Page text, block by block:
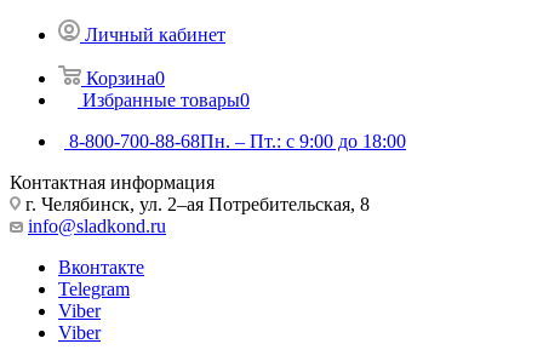
Личный кабинет
Корзина0
Избранные товары0
8-800-700-88-68Пн. – Пт.: с 9:00 до 18:00
Контактная информация
г. Челябинск, ул. 2–ая Потребительская, 8
info@sladkond.ru
Вконтакте
Telegram
Viber
Viber